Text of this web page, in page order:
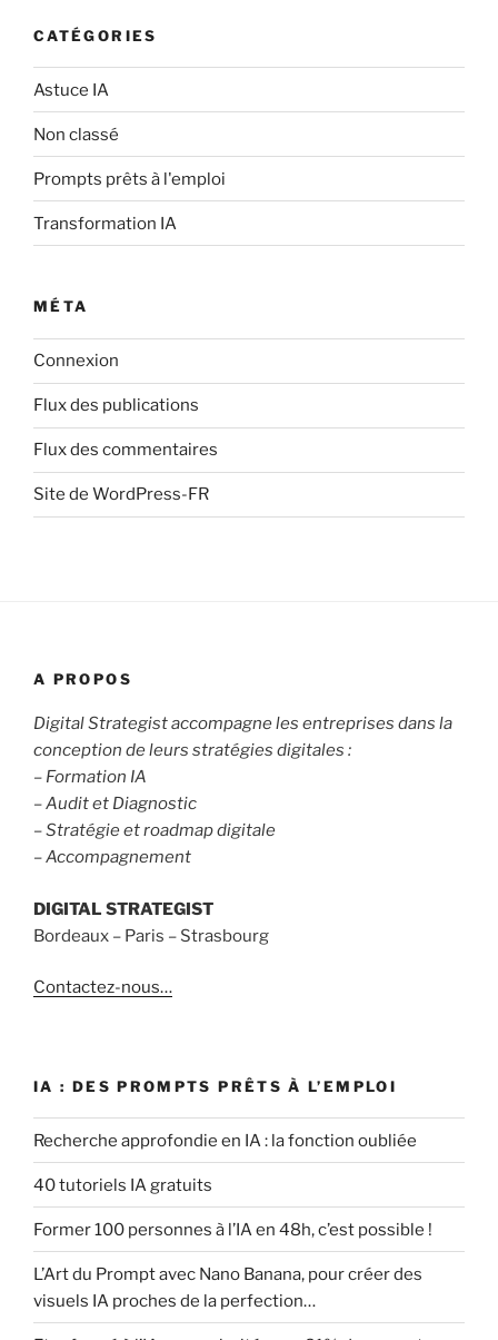
CATÉGORIES
Astuce IA
Non classé
Prompts prêts à l'emploi
Transformation IA
MÉTA
Connexion
Flux des publications
Flux des commentaires
Site de WordPress-FR
A PROPOS
Digital Strategist accompagne les entreprises dans la
conception de leurs stratégies digitales :
– Formation IA
– Audit et Diagnostic
– Stratégie et roadmap digitale
– Accompagnement
DIGITAL STRATEGIST
Bordeaux – Paris – Strasbourg
Contactez-nous…
IA : DES PROMPTS PRÊTS À L’EMPLOI
Recherche approfondie en IA : la fonction oubliée
40 tutoriels IA gratuits
Former 100 personnes à l’IA en 48h, c’est possible !
L’Art du Prompt avec Nano Banana, pour créer des
visuels IA proches de la perfection…